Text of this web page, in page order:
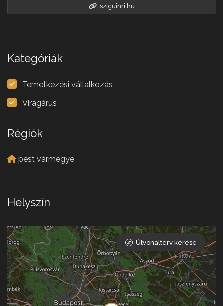
sziguinri.hu
Kategóriák
Temetkezési vállalkozás
Virágárus
Régiók
pest vármegye
Helyszín
Útvonalterv kérése